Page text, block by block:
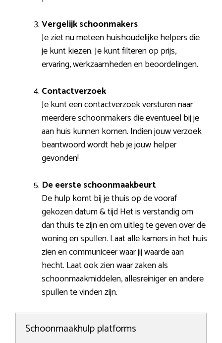
Vergelijk schoonmakers
Je ziet nu meteen huishoudelijke helpers die
je kunt kiezen. Je kunt filteren op prijs,
ervaring, werkzaamheden en beoordelingen.
Contactverzoek
Je kunt een contactverzoek versturen naar
meerdere schoonmakers die eventueel bij je
aan huis kunnen komen. Indien jouw verzoek
beantwoord wordt heb je jouw helper
gevonden!
De eerste schoonmaakbeurt
De hulp komt bij je thuis op de vooraf
gekozen datum & tijd Het is verstandig om
dan thuis te zijn en om uitleg te geven over de
woning en spullen. Laat alle kamers in het huis
zien en communiceer waar jij waarde aan
hecht. Laat ook zien waar zaken als
schoonmaakmiddelen, allesreiniger en andere
spullen te vinden zijn.
Schoonmaakhulp platforms